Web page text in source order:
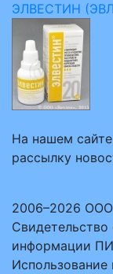
ЭЛВЕСТИН
На нашем
рассылку
2006–2026
информации ПИ